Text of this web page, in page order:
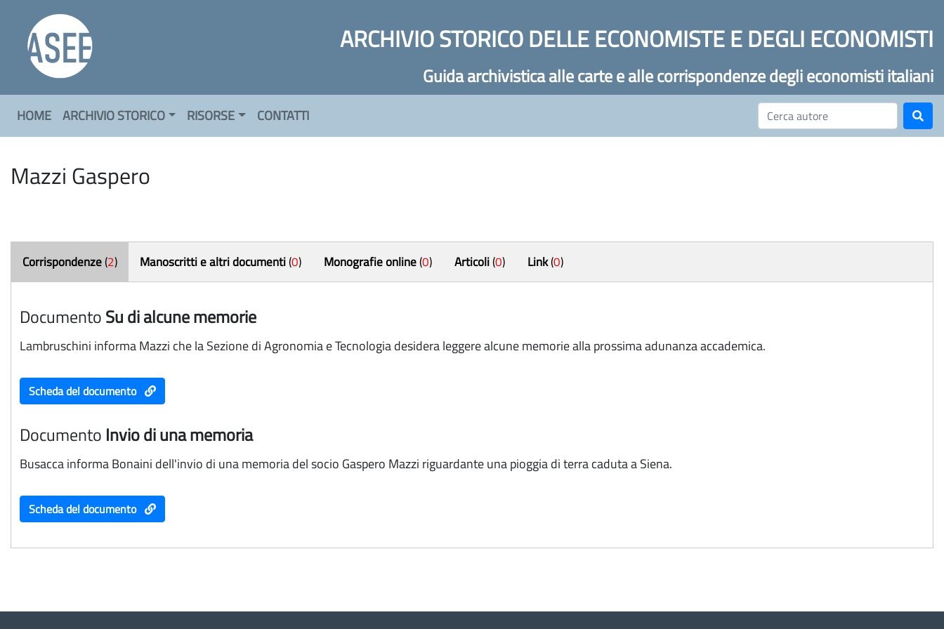
ARCHIVIO STORICO DELLE ECONOMISTE E DEGLI ECONOMISTI
Guida archivistica alle carte e alle corrispondenze degli economisti italiani
HOME ARCHIVIO STORICO RISORSE CONTATTI
Mazzi Gaspero
Corrispondenze(2) Manoscritti e altri documenti(0) Monografie online(0) Articoli(0) Link(0)
DocumentoSu di alcune memorie
Lambruschini informa Mazzi che la Sezione di Agronomia e Tecnologia desidera leggere alcune memorie alla prossima adunanza accademica.
Scheda del documento
Documento Invio di una memoria
Busacca informa Bonaini dell'invio di una memoria del socio Gaspero Mazzi riguardante una pioggia di terra caduta a Siena.
Scheda del documento